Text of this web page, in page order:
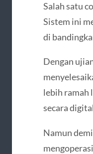
Salah satu
Sistem ini
di
Dengan
lebih ramah
secara
Namun